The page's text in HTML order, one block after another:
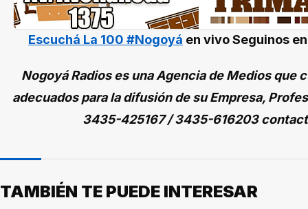
Escuchá La 100 #Nogoyá en vivoSeguinos
Nogoyá Radios es una Agencia de Medios
adecuados para la difusión de su Empresa,
3435-425167 / 3435-616203
TAMBIÉN TE PUEDE INTERESAR